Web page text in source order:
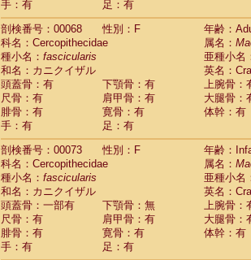
手：有
足：有
剖検番号：00068
性別：F
年齢：
科名：Cercopithecidae
属名：
種小名： fascicularis
亜種小名
和名：カニクイザル
英名：
頭蓋骨：有
下顎骨：有
上腕骨：
尺骨：有
肩甲骨：有
大腿骨：
腓骨：有
寛骨：有
体幹：有
手：有
足：有
剖検番号：00073
性別：F
年齢：
科名：Cercopithecidae
属名：
種小名： fascicularis
亜種小名
和名：カニクイザル
英名：
頭蓋骨：一部有
下顎骨：無
上腕骨：
尺骨：有
肩甲骨：有
大腿骨：
腓骨：有
寛骨：有
体幹：有
手：有
足：有